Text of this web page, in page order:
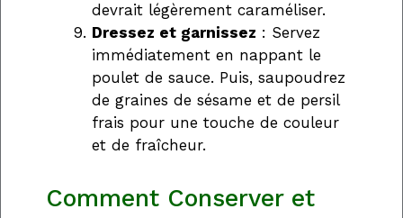
devrait légèrement caraméliser.
Dressez et garnissez : Servez
immédiatement en nappant le
poulet de sauce. Puis, saupoudrez
de graines de sésame et de persil
frais pour une touche de couleur
et de fraîcheur.
Comment Conserver et